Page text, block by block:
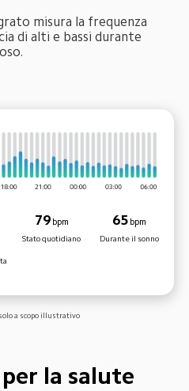
misura la frequenza
di alti e bassi durante
79 bpm
Stato quotidiano
65 bpm
Durante il sonno
a scopo illustrativo
la salute